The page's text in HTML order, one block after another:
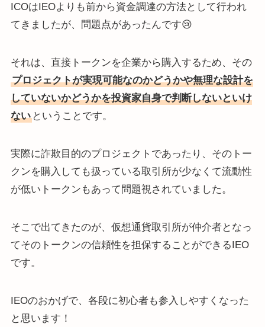
ICOはIEOよりも前から資金調達の方法として行われ
てきましたが、問題点があったんです😢
それは、直接トークンを企業から購入するため、その
プロジェクトが実現可能なのかどうかや無理な設計を
していないかどうかを投資家自身で判断しないといけ
ないということです。
実際に詐欺目的のプロジェクトであったり、そのトー
クンを購入しても扱っている取引所が少なくて流動性
が低いトークンもあって問題視されていました。
そこで出てきたのが、仮想通貨取引所が仲介者となっ
てそのトークンの信頼性を担保することができるIEO
です。
IEOのおかげで、各段に初心者も参入しやすくなった
と思います！